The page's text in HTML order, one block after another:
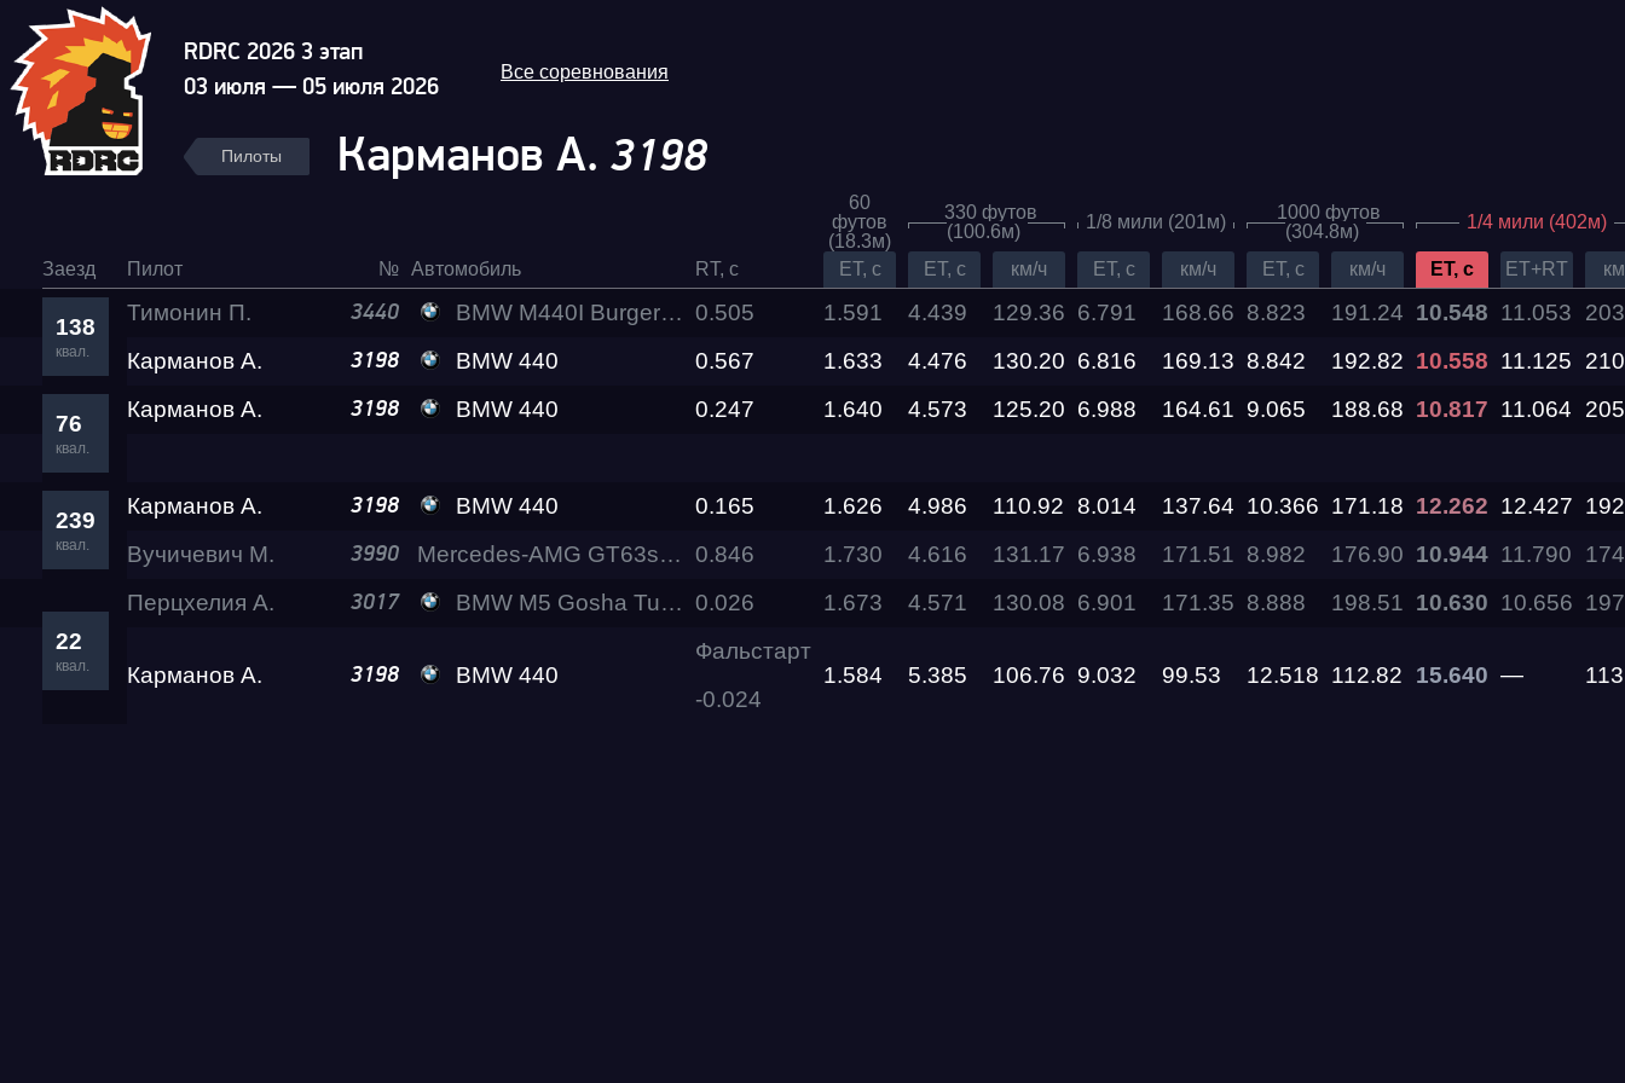
Гонка Трасса Дата проведения
RDRC
12.09.2026 —
Test & Tune PRO
RDRC
11.09.2026
Evolution
05.09.2026 —
RDRC 2026 3 этап
03 июля — 05 июля 2026
Все соревнования
Пилоты Карманов А. 3198
60
футов
(18.3м)
330 футов
(100.6м)
1/8 мили (201м)
1000 футов
(304.8м)
1/4 мили (402м)
Заезд Пилот № Автомобиль RT, c ET, c ET, c км/ч ET, c км/ч ET, c км/ч ET, c ET+RT
138
квал.
Тимонин П. 3440 BMW M440I BurgerTuning 0.505 1.591 4.439 129.36 6.791 168.66 8.823 191.24 10.548 11.053
Карманов А.
3198 BMW 440 0.567 1.633 4.476 130.20 6.816 169.13 8.842 192.82 10.558 11.125
76
квал.
Карманов А. 3198 BMW 440 0.247 1.640 4.573 125.20 6.988 164.61 9.065 188.68 10.817 11.064
239
квал.
Карманов А. 3198 BMW 440 0.165 1.626 4.986 110.92 8.014 137.64 10.366 171.18 12.262 12.427
Вучичевич М.
3990 Mercedes-AMG GT63s Asco Tuning 0.846 1.730 4.616 131.17 6.938 171.51 8.982 176.90 10.944 11.790
22
квал.
Перцхелия А. 3017 BMW M5 Gosha Turbo Tech 0.026 1.673 4.571 130.08 6.901 171.35 8.888 198.51 10.630 10.656
Карманов А. 3198 BMW 440
Фальстарт
-0.024
1.584 5.385 106.76 9.032 99.53 12.518 112.82 15.640 —